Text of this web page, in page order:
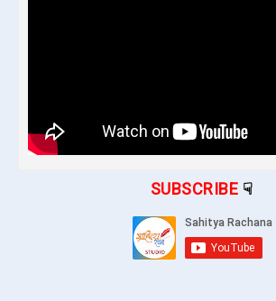
SUBSCRIBE☟